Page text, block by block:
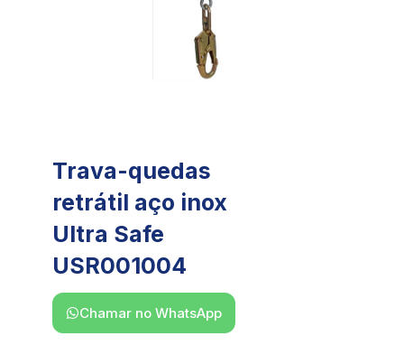
Trava-quedas
retrátil aço inox
Ultra Safe
USR001004
Chamar no WhatsApp